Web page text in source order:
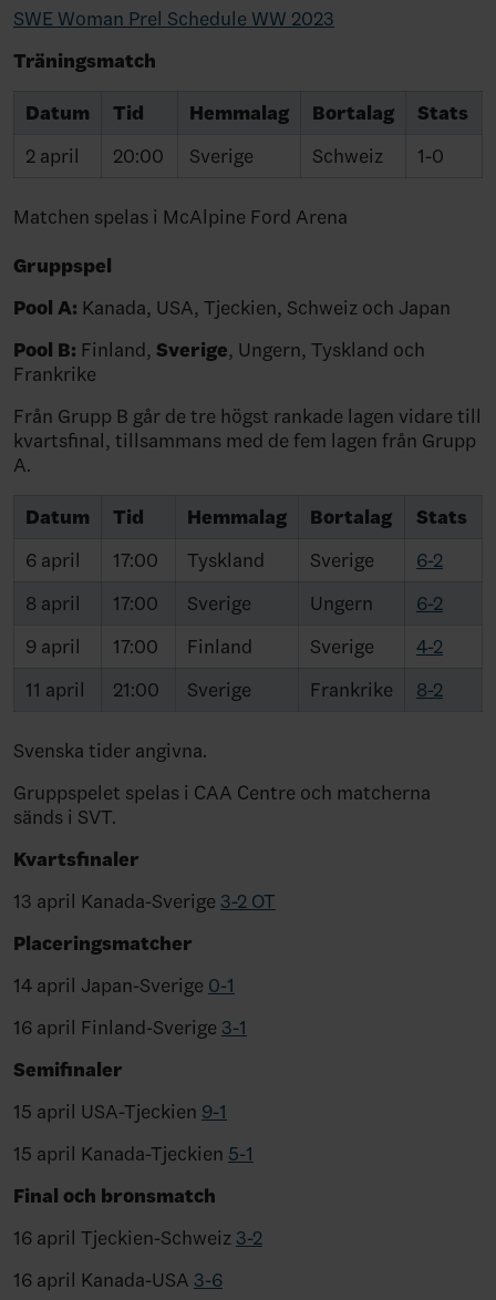
SWE Woman Prel Schedule WW 2023
Träningsmatch
Datum Tid Hemmalag Bortalag
Stats
2 april
20:00 Sverige Schweiz 1-0
Matchen spelas i McAlpine Ford Arena
Gruppspel
Pool A: Kanada, USA, Tjeckien, Schweiz och Japan
Pool B: Finland, Sverige, Ungern, Tyskland och
Frankrike
Från Grupp B går de tre högst rankade lagen vidare till
kvartsfinal, tillsammans med de fem lagen från Grupp
A.
Datum Tid Hemmalag Bortalag
Stats
6 april
17:00 Tyskland Sverige
6-2
8 april
17:00 Sverige Ungern
6-2
9 april
17:00 Finland Sverige
4-2
11 april
21:00 Sverige Frankrike 8-2
Svenska tider angivna.
Gruppspelet spelas i CAA Centre och matcherna
sänds i SVT.
Kvartsfinaler
13 april Kanada-Sverige 3-2 OT
Placeringsmatcher
14 april Japan-Sverige 0-1
16 april Finland-Sverige 3-1
Semifinaler
15 april USA-Tjeckien 9-1
15 april Kanada-Tjeckien 5-1
Final och bronsmatch
16 april Tjeckien-Schweiz 3-2
16 april Kanada-USA 3-6